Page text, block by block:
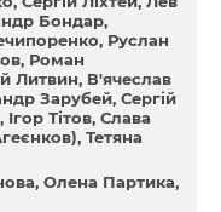
Бондар
Руслан
Роман
Литвин В'ячеслав
Зарубей Сергій
Ігор Тітов Слава
Тетяна
Олена Партика